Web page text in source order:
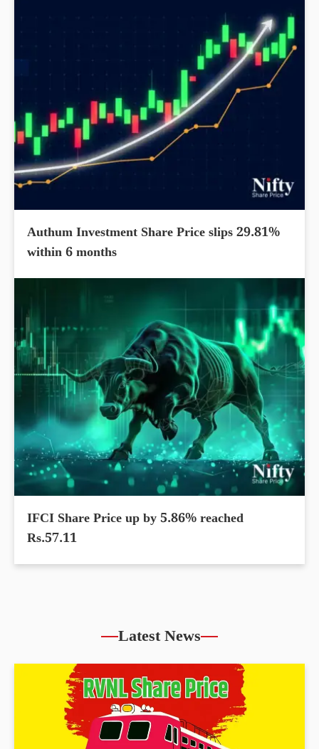
Authum Investment Share Price slips 29.81%
within 6 months
IFCI Share Price up by 5.86% reached
Rs.57.11
Latest News